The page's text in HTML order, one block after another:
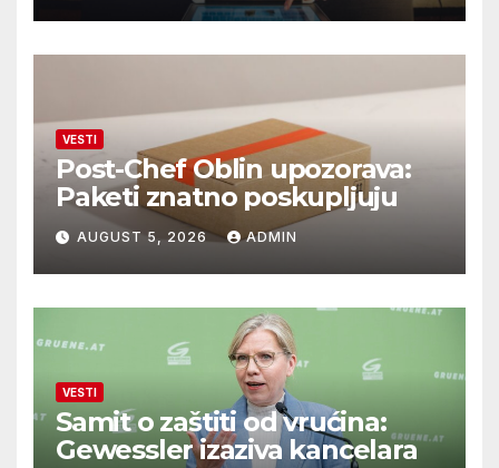
VESTI
Post-Chef Oblin upozorava:
Paketi znatno poskupljuju
AUGUST 5, 2026 ADMIN
VESTI
Samit o zaštiti od vrućina:
Gewessler izaziva kancelara